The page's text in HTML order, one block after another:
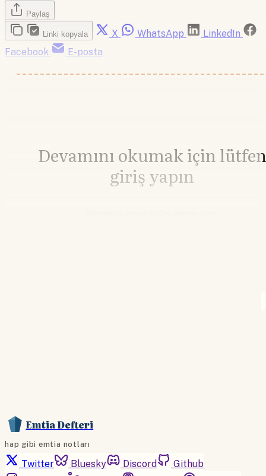
Paylaş
Linki kopyala X WhatsApp
LinkedIn
Facebook
E-posta
Devamını okumak için lütfen
giriş yapın
Emtia Defteri
hap gibi emtia notları
Twitter Bluesky Discord
Github